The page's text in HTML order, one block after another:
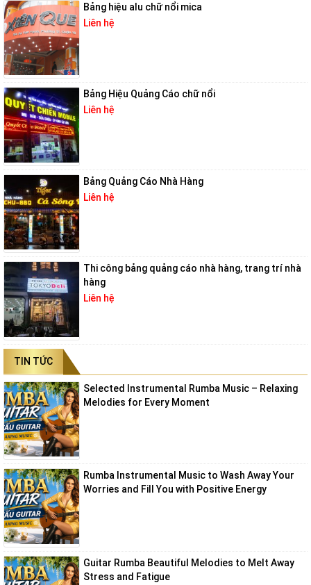
Bảng hiệu alu chữ nổi mica
Liên hệ
Bảng Hiệu Quảng Cáo chữ nổi
Liên hệ
Bảng Quảng Cáo Nhà Hàng
Liên hệ
Thi công bảng quảng cáo nhà hàng, trang trí nhà
hàng
Liên hệ
TIN TỨC
Selected Instrumental Rumba Music – Relaxing
Melodies for Every Moment
Rumba Instrumental Music to Wash Away Your
Worries and Fill You with Positive Energy
Guitar Rumba Beautiful Melodies to Melt Away
Stress and Fatigue